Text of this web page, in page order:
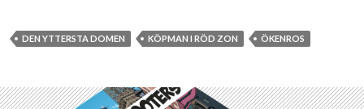
DEN YTTERSTA DOMEN KÖPMAN I RÖD ZON ÖKENROS